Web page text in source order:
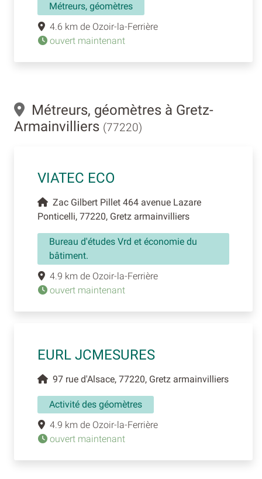
Métreurs, géomètres
4.6 km de Ozoir-la-Ferrière
ouvert maintenant
Métreurs, géomètres à Gretz-
Armainvilliers (77220)
VIATEC ECO
Zac Gilbert Pillet 464 avenue Lazare
Ponticelli, 77220, Gretz armainvilliers
Bureau d'études Vrd et économie du
bâtiment.
4.9 km de Ozoir-la-Ferrière
ouvert maintenant
EURL JCMESURES
97 rue d'Alsace, 77220, Gretz armainvilliers
Activité des géomètres
4.9 km de Ozoir-la-Ferrière
ouvert maintenant